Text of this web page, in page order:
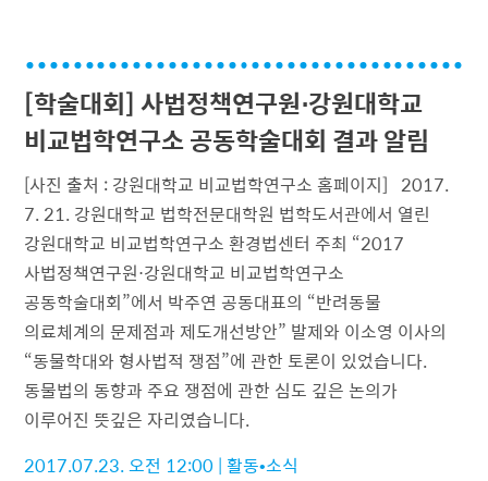
[학술대회] 사법정책연구원⋅강원대학교
비교법학연구소 공동학술대회 결과 알림
[사진 출처 : 강원대학교 비교법학연구소 홈페이지] 2017.
7. 21. 강원대학교 법학전문대학원 법학도서관에서 열린
강원대학교 비교법학연구소 환경법센터 주최 “2017
사법정책연구원⋅강원대학교 비교법학연구소
공동학술대회”에서 박주연 공동대표의 “반려동물
의료체계의 문제점과 제도개선방안” 발제와 이소영 이사의
“동물학대와 형사법적 쟁점”에 관한 토론이 있었습니다.
동물법의 동향과 주요 쟁점에 관한 심도 깊은 논의가
이루어진 뜻깊은 자리였습니다.
2017.07.23. 오전 12:00 |활동•소식